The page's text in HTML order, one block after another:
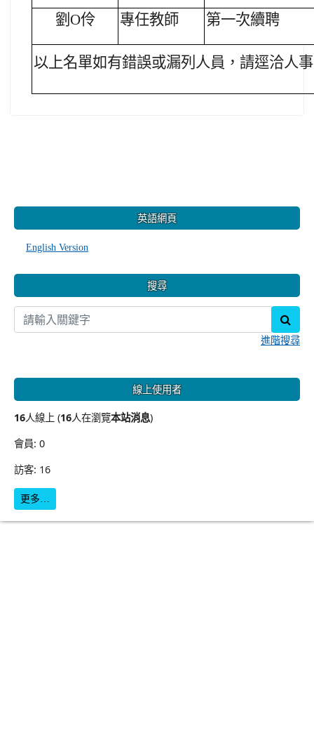
劉O伶 專任教師 第一次續聘
以上名單如有錯誤或漏列人員，請逕洽人
英語網頁
English Version
搜尋
進階搜尋
線上使用者
16人線上 (16人在瀏覽本站消息)
會員: 0
訪客: 16
更多…